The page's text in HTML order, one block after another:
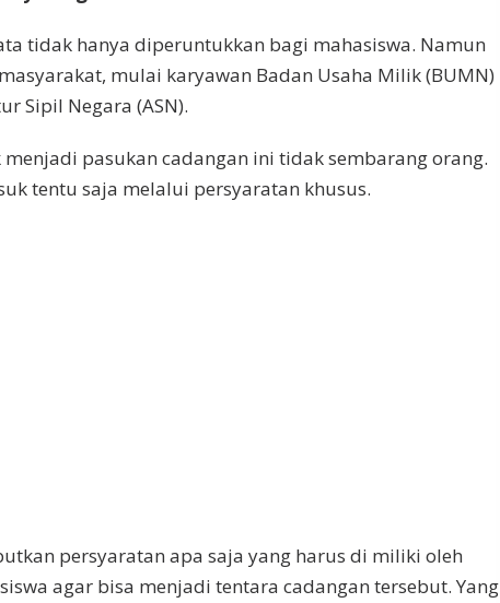
tidak hanya diperuntukkan bagi mahasiswa. Namun
mulai karyawan Badan Usaha Milik (BUMN)
Sipil Negara (ASN).
pasukan cadangan ini tidak sembarang orang.
tentu saja melalui persyaratan khusus.
persyaratan apa saja yang harus di miliki oleh
agar bisa menjadi tentara cadangan tersebut. Yang